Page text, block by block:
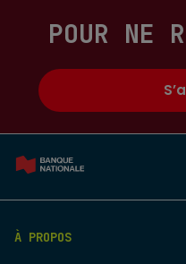
À PROPOS
POUR NE